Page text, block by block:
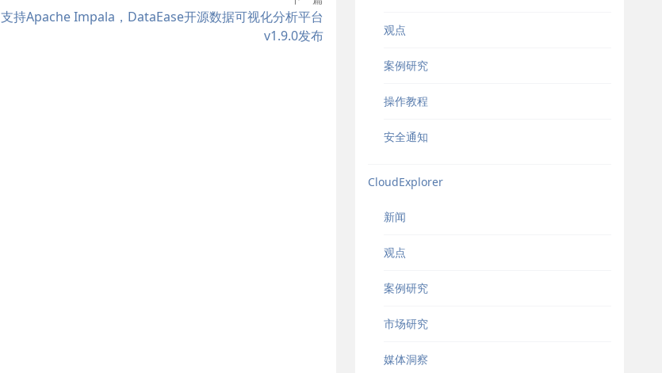
支持Apache Impala，DataEase开源数据可视化分析平台
v1.9.0发布
观点
案例研究
操作教程
安全通知
CloudExplorer
新闻
观点
案例研究
市场研究
媒体洞察